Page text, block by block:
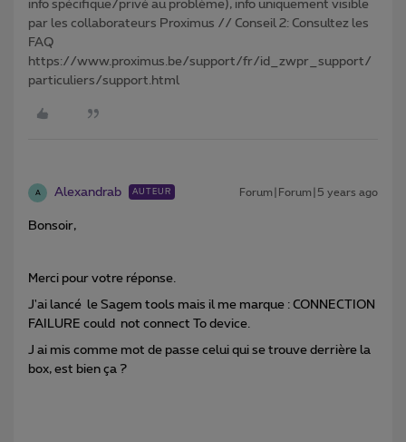
info spécifique/privé au problème), info uniquement visible
par les collaborateurs Proximus // Conseil 2: Consultez les
FAQ
https://www.proximus.be/support/fr/id_zwpr_support/
particuliers/support.html
A Alexandrab AUTEUR Forum|Forum|5 years ago
Bonsoir,
Merci pour votre réponse.
J'ai lancé le Sagem tools mais il me marque : CONNECTION
FAILURE could not connect To device.
J ai mis comme mot de passe celui qui se trouve derrière la
box, est bien ça ?